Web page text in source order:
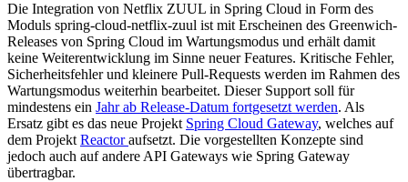
Die Integration von Netflix ZUUL in Spring Cloud in Form des
Moduls spring-cloud-netflix-zuul ist mit Erscheinen des Greenwich-
Releases von Spring Cloud im Wartungsmodus und erhält damit
keine Weiterentwicklung im Sinne neuer Features. Kritische Fehler,
Sicherheitsfehler und kleinere Pull-Requests werden im Rahmen des
Wartungsmodus weiterhin bearbeitet. Dieser Support soll für
mindestens ein Jahr ab Release-Datum fortgesetzt werden. Als
Ersatz gibt es das neue Projekt Spring Cloud Gateway, welches auf
dem Projekt Reactoraufsetzt. Die vorgestellten Konzepte sind
jedoch auch auf andere API Gateways wie Spring Gateway
übertragbar.